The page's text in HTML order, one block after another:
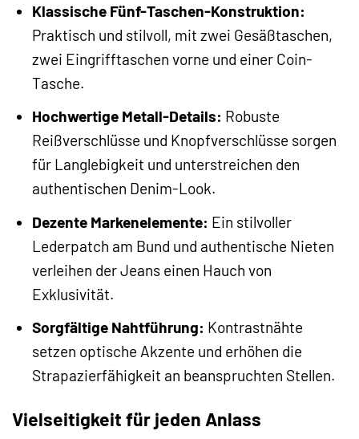
Klassische Fünf-Taschen-Konstruktion:
Praktisch und stilvoll, mit zwei Gesäßtaschen,
zwei Eingrifftaschen vorne und einer Coin-
Tasche.
Hochwertige Metall-Details: Robuste
Reißverschlüsse und Knopfverschlüsse sorgen
für Langlebigkeit und unterstreichen den
authentischen Denim-Look.
Dezente Markenelemente: Ein stilvoller
Lederpatch am Bund und authentische Nieten
verleihen der Jeans einen Hauch von
Exklusivität.
Sorgfältige Nahtführung: Kontrastnähte
setzen optische Akzente und erhöhen die
Strapazierfähigkeit an beanspruchten Stellen.
Vielseitigkeit für jeden Anlass